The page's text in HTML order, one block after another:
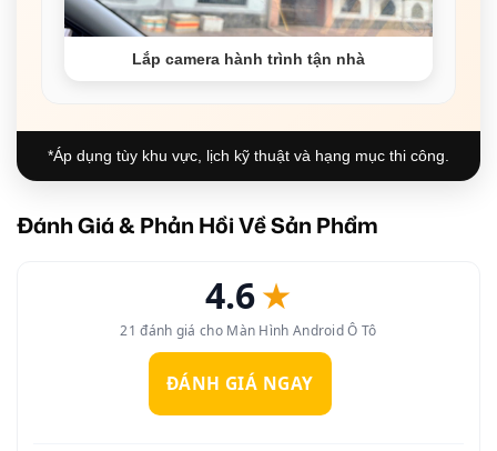
Lắp camera hành trình tận nhà
*Áp dụng tùy khu vực, lịch kỹ thuật và hạng mục thi công.
Đánh Giá & Phản Hồi Về Sản Phẩm
4.6★
21 đánh giá cho Màn Hình Android Ô Tô
ĐÁNH GIÁ NGAY